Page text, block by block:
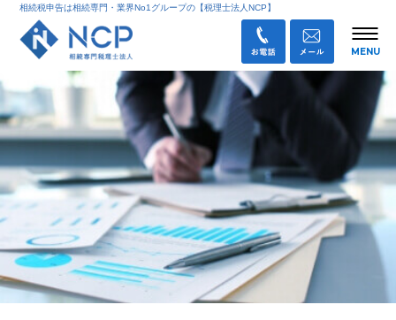
相続税申告は相続専門・業界No1グループの【税理士法人NCP】